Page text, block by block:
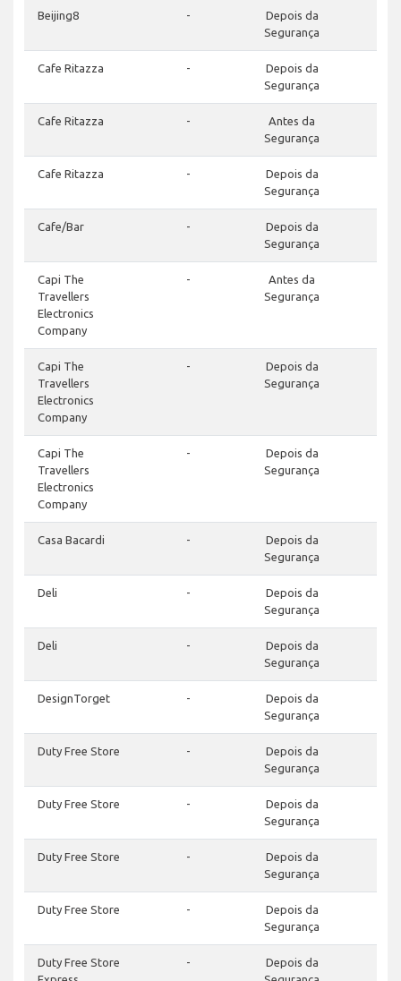
Beijing8 -
Depois da
Segurança
Cafe Ritazza -
Depois da
Segurança
Cafe Ritazza -
Antes da
Segurança
Cafe Ritazza -
Depois da
Segurança
Cafe/Bar -
Depois da
Segurança
Capi The
Travellers
Electronics
Company
-
Antes da
Segurança
Capi The
Travellers
Electronics
Company
-
Depois da
Segurança
Capi The
Travellers
Electronics
Company
-
Depois da
Segurança
Casa Bacardi -
Depois da
Segurança
Deli -
Depois da
Segurança
Deli -
Depois da
Segurança
DesignTorget -
Depois da
Segurança
Duty Free Store -
Depois da
Segurança
Duty Free Store -
Depois da
Segurança
Duty Free Store -
Depois da
Segurança
Duty Free Store -
Depois da
Segurança
Duty Free Store
-
Depois da